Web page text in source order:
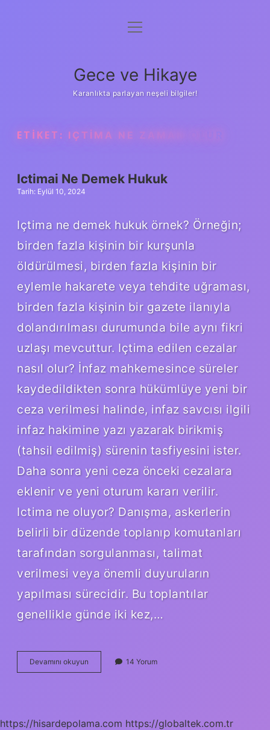
Anasayfa
Yasal Uyarı
menüyü
Gece ve Hikaye
Karanlıkta parlayan neşeli bilgiler!
ETIKET: IÇTIMA NE ZAMAN OLUR
Ictimai Ne Demek Hukuk
Tarih: Eylül 10, 2024
Içtima ne demek hukuk örnek? Örneğin;
birden fazla kişinin bir kurşunla
öldürülmesi, birden fazla kişinin bir
eylemle hakarete veya tehdite uğraması,
birden fazla kişinin bir gazete ilanıyla
dolandırılması durumunda bile aynı fikri
uzlaşı mevcuttur. Içtima edilen cezalar
nasıl olur? İnfaz mahkemesince süreler
kaydedildikten sonra hükümlüye yeni bir
ceza verilmesi halinde, infaz savcısı ilgili
infaz hakimine yazı yazarak birikmiş
(tahsil edilmiş) sürenin tasfiyesini ister.
Daha sonra yeni ceza önceki cezalara
eklenir ve yeni oturum kararı verilir.
Ictima ne oluyor? Danışma, askerlerin
belirli bir düzende toplanıp komutanları
tarafından sorgulanması, talimat
verilmesi veya önemli duyuruların
yapılması sürecidir. Bu toplantılar
genellikle günde iki kez,…
Devamını okuyun
Ne
14 Yorum
https://hisardepolama.com https://globaltek.com.tr